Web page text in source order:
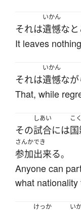
それは
いかん
遺憾な
It leaves
それは
いかん
遺憾なが
That, while
その
しあい
試合には
こ
さんか
参加
でき
出来る。
Anyone can
what nationality
けっか い